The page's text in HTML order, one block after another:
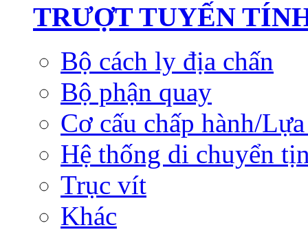
TRƯỢT TUYẾN
Bộ cách ly địa chấn
Bộ phận quay
Cơ cấu chấp hành/
Hệ thống di chuyển
Trục vít
Khác